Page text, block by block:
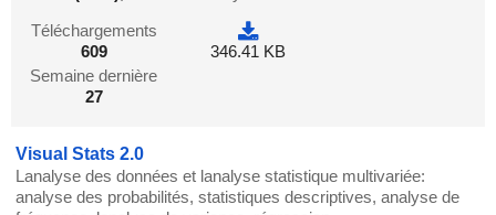
Téléchargements
609
Semaine dernière
27
346.41 KB
Visual Stats 2.0
Lanalyse des données et lanalyse statistique multivariée:
analyse des probabilités, statistiques descriptives, analyse de